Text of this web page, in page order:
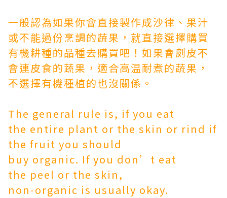
一般認為如果你會直接製作成沙律、果汁
或不能過份烹調的蔬果，就直接選擇購買
有機耕種的品種去購買吧！如果會㓟皮不
會連皮食的蔬果，適合高温耐煮的蔬果，
不選擇有機種植的也沒關係。
The general rule is, if you eat
the entire plant or the skin or rind if
the fruit you should
buy organic. If you don’t eat
the peel or the skin,
non-organic is usually okay.